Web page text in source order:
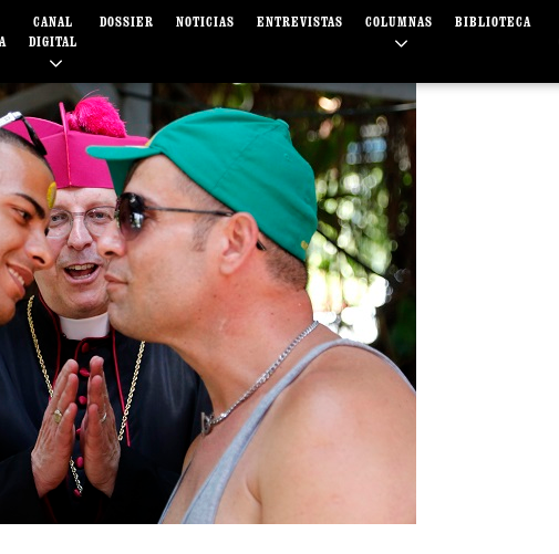
CANAL
DIGITAL
DOSSIER NOTICIAS ENTREVISTAS COLUMNAS BIBLIOTECA